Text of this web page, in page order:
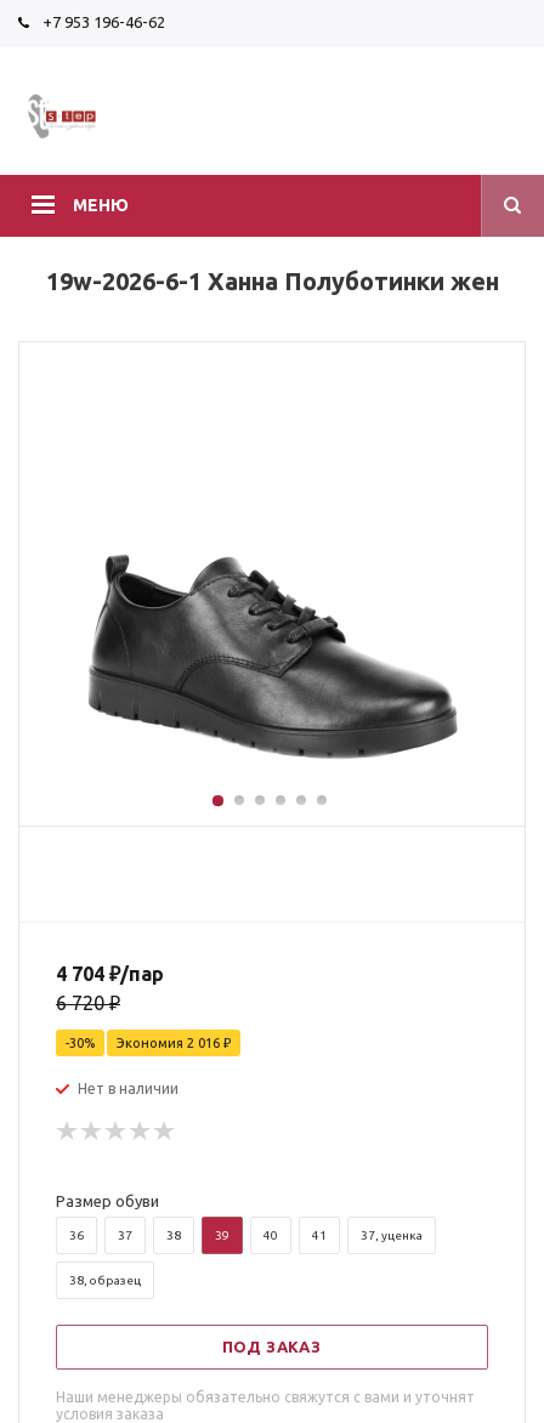
+7 953 196-46-62
МЕНЮ
19w-2026-6-1 Ханна Полуботинки жен
4 704 ₽/пар
6 720₽
-30% Экономия 2 016 ₽
Нет в наличии
Размер обуви
36 37 38 39 40 41 37, уценка
38, образец
ПОД ЗАКАЗ
Наши менеджеры обязательно свяжутся с вами и уточнят
условия заказа